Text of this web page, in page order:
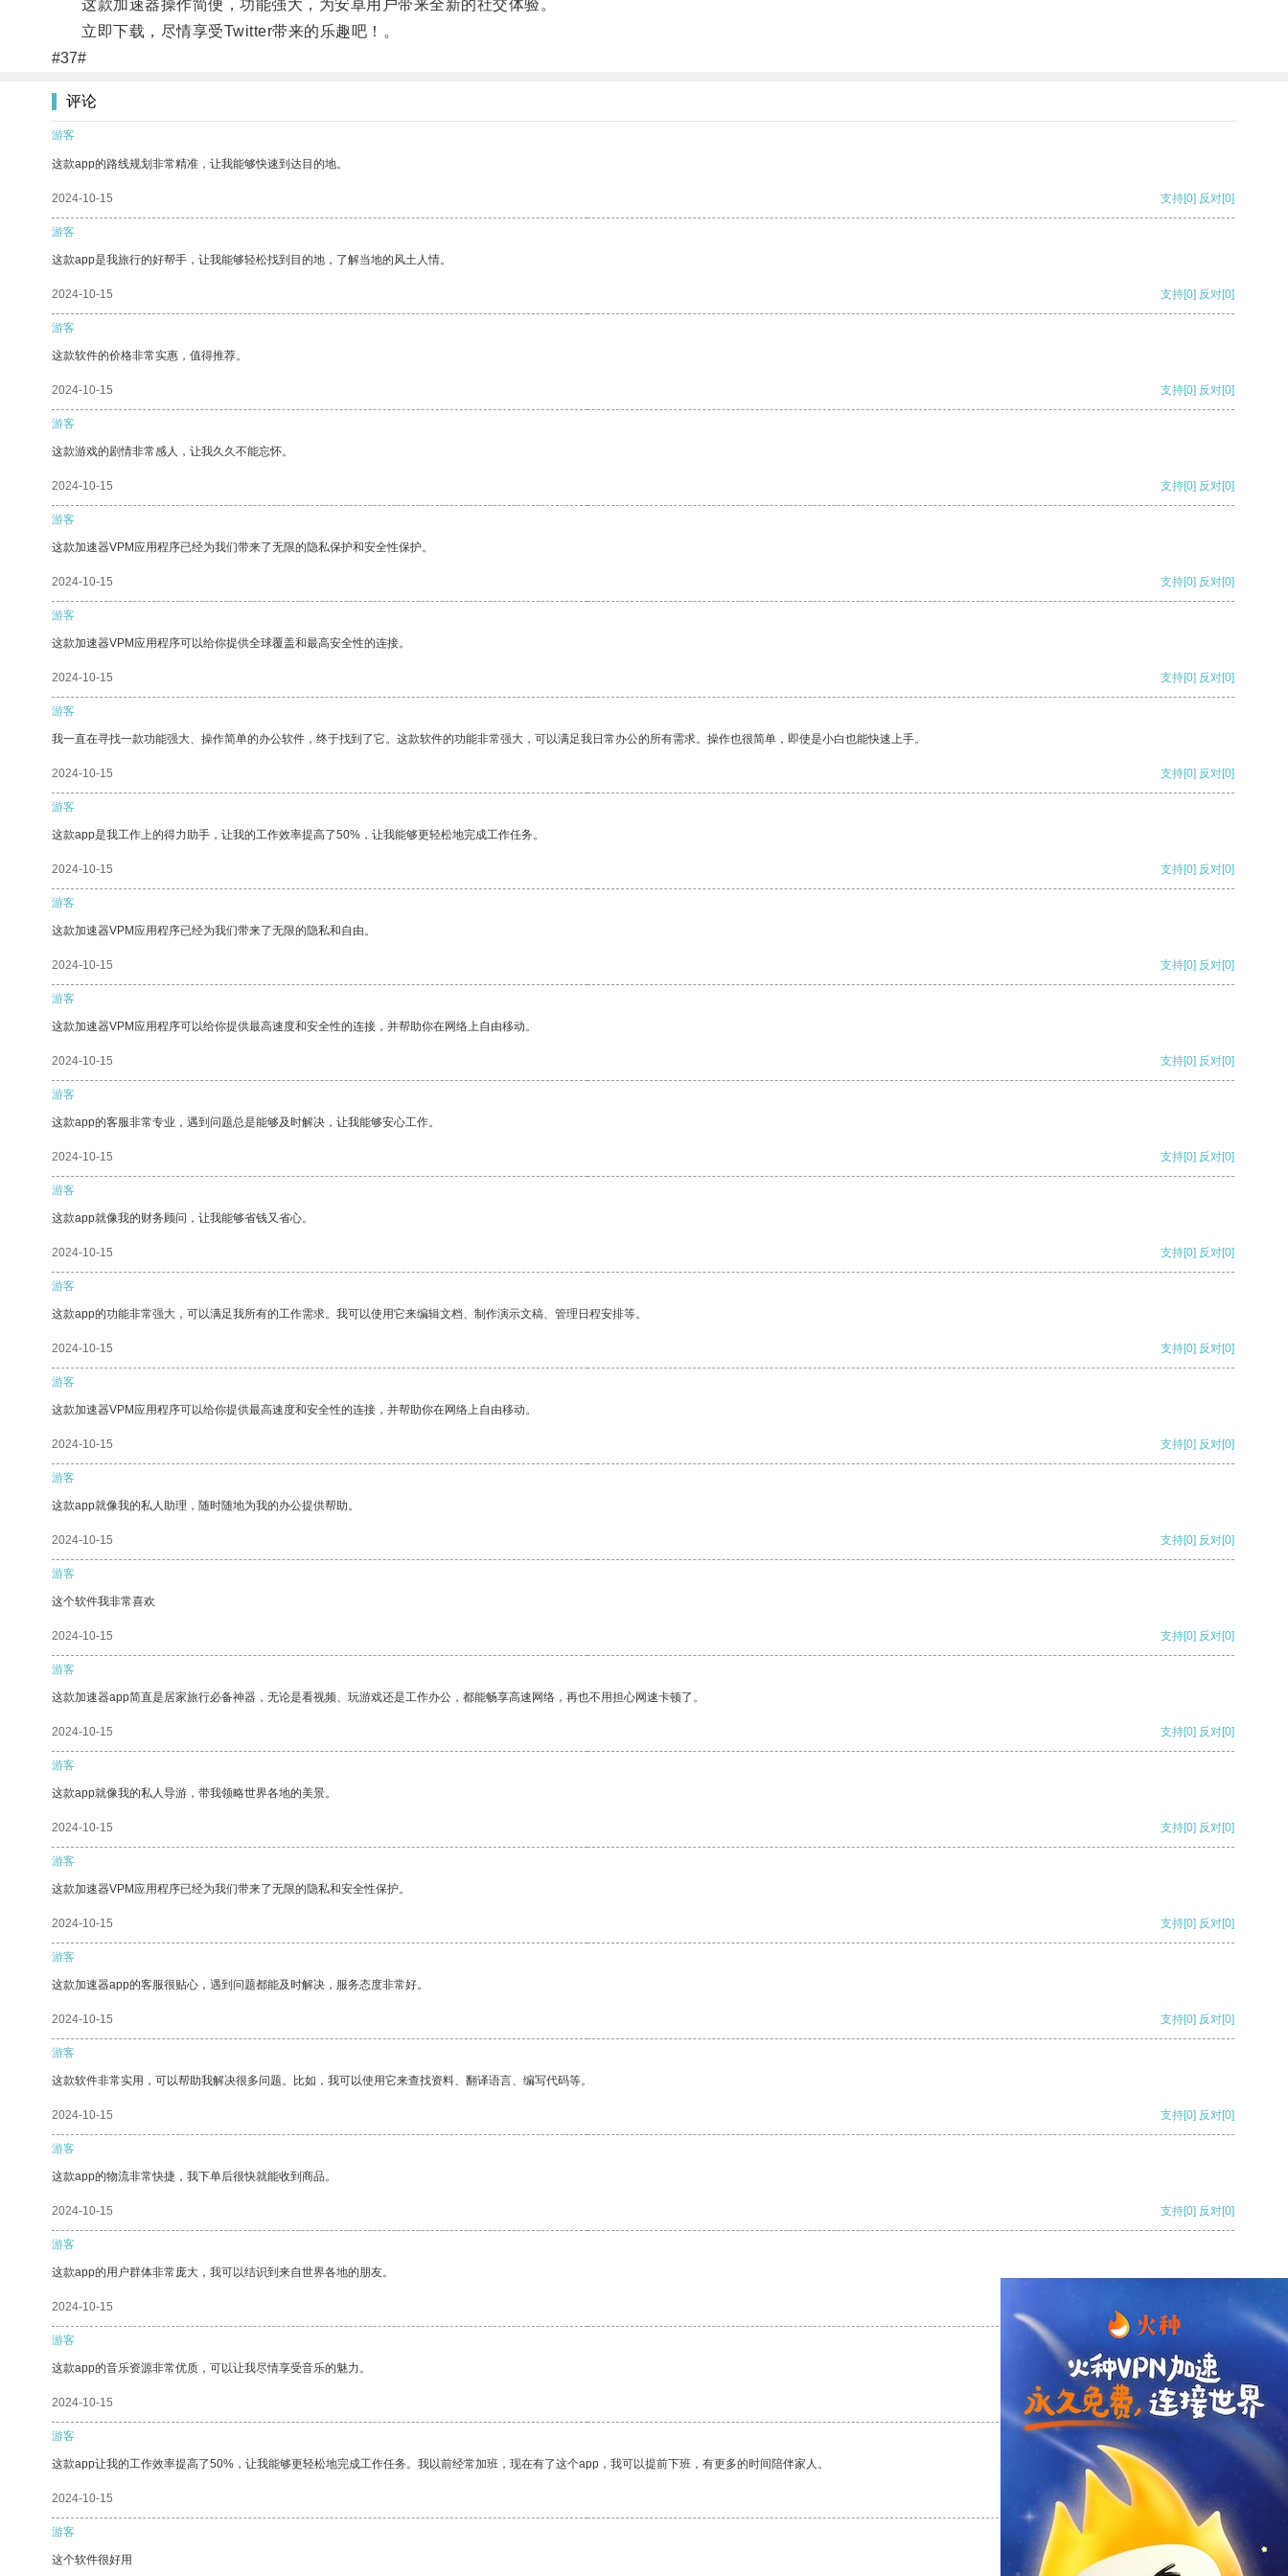
这款加速器操作简便，功能强大，为安卓用户带来全新的社交体验。
立即下载，尽情享受Twitter带来的乐趣吧！。
#37#
评论
游客
这款app的路线规划非常精准，让我能够快速到达目的地。
2024-10-15 支持[0] 反对[0]
游客
这款app是我旅行的好帮手，让我能够轻松找到目的地，了解当地的风土人情。
2024-10-15 支持[0] 反对[0]
游客
这款软件的价格非常实惠，值得推荐。
2024-10-15 支持[0] 反对[0]
游客
这款游戏的剧情非常感人，让我久久不能忘怀。
2024-10-15 支持[0] 反对[0]
游客
这款加速器VPM应用程序已经为我们带来了无限的隐私保护和安全性保护。
2024-10-15 支持[0] 反对[0]
游客
这款加速器VPM应用程序可以给你提供全球覆盖和最高安全性的连接。
2024-10-15 支持[0] 反对[0]
游客
我一直在寻找一款功能强大、操作简单的办公软件，终于找到了它。这款软件的功能非常强大，可以满足我日常办公的所有需求。操作也很简单，即使是小白也能快速上手。
2024-10-15 支持[0] 反对[0]
游客
这款app是我工作上的得力助手，让我的工作效率提高了50%，让我能够更轻松地完成工作任务。
2024-10-15 支持[0] 反对[0]
游客
这款加速器VPM应用程序已经为我们带来了无限的隐私和自由。
2024-10-15 支持[0] 反对[0]
游客
这款加速器VPM应用程序可以给你提供最高速度和安全性的连接，并帮助你在网络上自由移动。
2024-10-15 支持[0] 反对[0]
游客
这款app的客服非常专业，遇到问题总是能够及时解决，让我能够安心工作。
2024-10-15 支持[0] 反对[0]
游客
这款app就像我的财务顾问，让我能够省钱又省心。
2024-10-15 支持[0] 反对[0]
游客
这款app的功能非常强大，可以满足我所有的工作需求。我可以使用它来编辑文档、制作演示文稿、管理日程安排等。
2024-10-15 支持[0] 反对[0]
游客
这款加速器VPM应用程序可以给你提供最高速度和安全性的连接，并帮助你在网络上自由移动。
2024-10-15 支持[0] 反对[0]
游客
这款app就像我的私人助理，随时随地为我的办公提供帮助。
2024-10-15 支持[0] 反对[0]
游客
这个软件我非常喜欢
2024-10-15 支持[0] 反对[0]
游客
这款加速器app简直是居家旅行必备神器，无论是看视频、玩游戏还是工作办公，都能畅享高速网络，再也不用担心网速卡顿了。
2024-10-15 支持[0] 反对[0]
游客
这款app就像我的私人导游，带我领略世界各地的美景。
2024-10-15 支持[0] 反对[0]
游客
这款加速器VPM应用程序已经为我们带来了无限的隐私和安全性保护。
2024-10-15 支持[0] 反对[0]
游客
这款加速器app的客服很贴心，遇到问题都能及时解决，服务态度非常好。
2024-10-15 支持[0] 反对[0]
游客
这款软件非常实用，可以帮助我解决很多问题。比如，我可以使用它来查找资料、翻译语言、编写代码等。
2024-10-15 支持[0] 反对[0]
游客
这款app的物流非常快捷，我下单后很快就能收到商品。
2024-10-15 支持[0] 反对[0]
游客
这款app的用户群体非常庞大，我可以结识到来自世界各地的朋友。
2024-10-15
游客
这款app的音乐资源非常优质，可以让我尽情享受音乐的魅力。
2024-10-15 支持 [0] 反对[0]
游客
这款app让我的工作效率提高了50%，让我能够更轻松地完成工作任务。我以前经常加班，现在有了这个app，我可以提前下班，有更多的时间陪伴家人。
2024-10-15 支持[0] 反对
游客
这个软件很好用